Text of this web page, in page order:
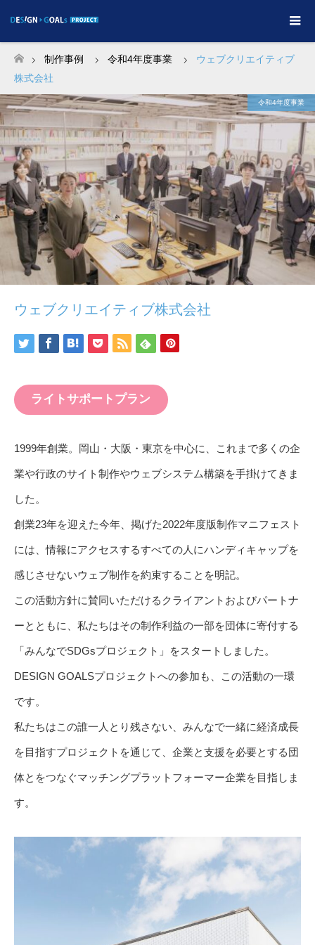
ホーム
制作事例 令和4年度事業
ウェブクリエイティブ
株式会社
令和4年度事業
ウェブクリエイティブ株式会社
ライトサポートプラン
1999年創業。岡山・大阪・東京を中心に、これまで多くの企
業や行政のサイト制作やウェブシステム構築を手掛けてきま
した。
創業23年を迎えた今年、掲げた2022年度版制作マニフェスト
には、情報にアクセスするすべての人にハンディキャップを
感じさせないウェブ制作を約束することを明記。
この活動方針に賛同いただけるクライアントおよびパートナ
ーとともに、私たちはその制作利益の一部を団体に寄付する
「みんなでSDGsプロジェクト」をスタートしました。
DESIGN GOALSプロジェクトへの参加も、この活動の一環
です。
私たちはこの誰一人とり残さない、みんなで一緒に経済成長
を目指すプロジェクトを通じて、企業と支援を必要とする団
体とをつなぐマッチングプラットフォーマー企業を目指しま
す。